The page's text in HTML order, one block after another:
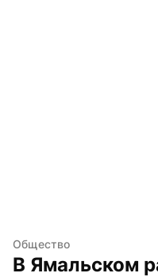
Общество
В Ямальском